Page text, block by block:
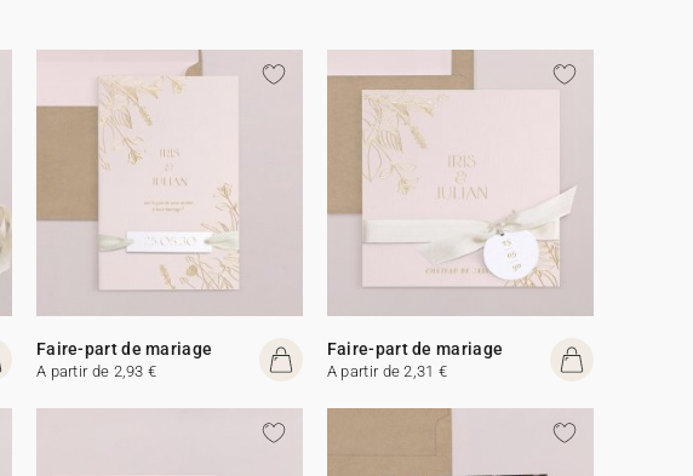
Faire-part de mariage
A partir de 2,93 €
Faire-part de mariage
A partir de 2,31 €